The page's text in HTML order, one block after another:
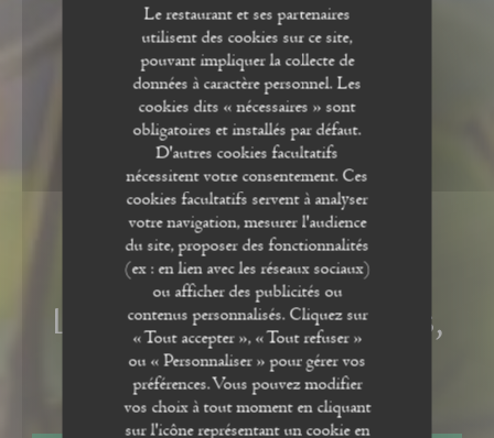
Le restaurant et ses partenaires
utilisent des cookies sur ce site,
pouvant impliquer la collecte de
données à caractère personnel. Les
cookies dits « nécessaires » sont
obligatoires et installés par défaut.
D'autres cookies facultatifs
nécessitent votre consentement. Ces
cookies facultatifs servent à analyser
votre navigation, mesurer l'audience
du site, proposer des fonctionnalités
(ex : en lien avec les réseaux sociaux)
ou afficher des publicités ou
contenus personnalisés. Cliquez sur
« Tout accepter », « Tout refuser »
ou « Personnaliser » pour gérer vos
préférences. Vous pouvez modifier
vos choix à tout moment en cliquant
sur l'icône représentant un cookie en
RESTAURANT TRADITIONNEL• LILLE
Les Marmites Lilloises,
Bistrot de Copains !
LES MARMITES LILLOISES, BISTROT DE COPAINS !